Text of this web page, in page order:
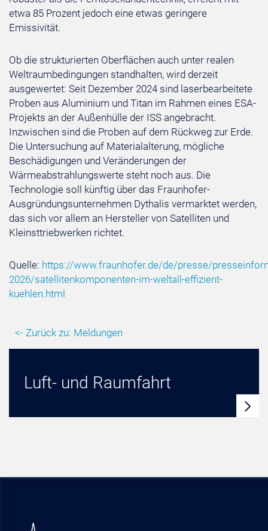
etwa 85 Prozent jedoch eine etwas geringere
Emissivität.
Ob die strukturierten Oberflächen auch unter realen
Weltraumbedingungen standhalten, wird derzeit
ausgewertet: Seit Dezember 2024 sind laserbearbeitete
Proben aus Aluminium und Titan im Rahmen eines ESA-
Projekts an der Außenhülle der ISS angebracht.
Inzwischen sind die Proben auf dem Rückweg zur Erde.
Die Untersuchung auf Materialalterung, mögliche
Beschädigungen und Veränderungen der
Wärmeabstrahlungswerte steht noch aus. Die
Technologie soll künftig über das Fraunhofer-
Ausgründungsunternehmen Dythalis vermarktet werden,
das sich vor allem an Hersteller von Satelliten und
Kleinsttriebwerken richtet.
Quelle: https://www.fraunhofer.de/de/presse/
2026/satellitenkomponenten-im-weltall-effizient-
kuehlen.html
<- Zurück zu: Meldungen
Luft- und Raumfahrt